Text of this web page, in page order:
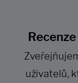
uživatelů,